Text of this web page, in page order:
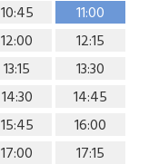
10:45
11:00
12:00
12:15
13:15
13:30
14:30
14:45
15:45
16:00
17:00
17:15